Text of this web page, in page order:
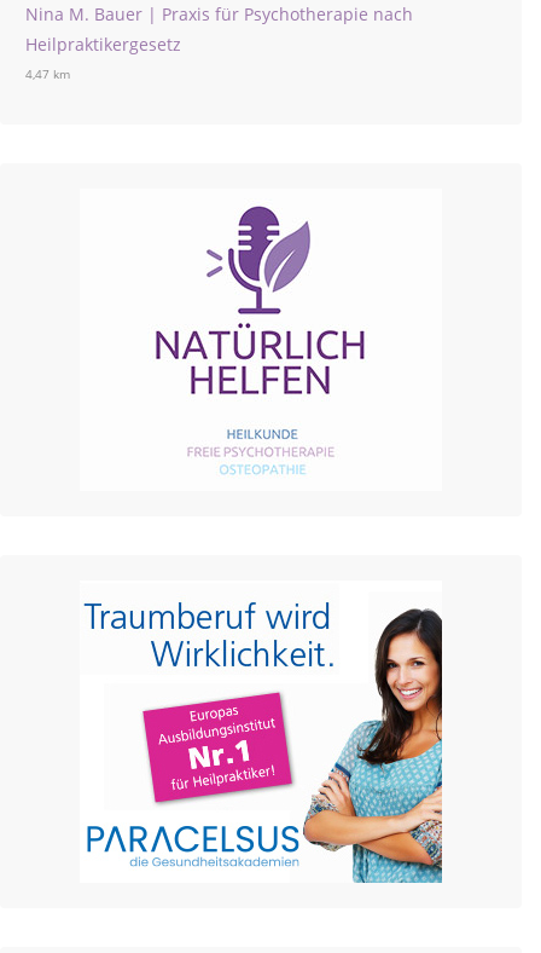
Nina M. Bauer | Praxis für Psychotherapie nach
Heilpraktikergesetz
4,47 km